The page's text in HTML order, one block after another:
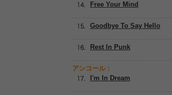
Free Your Mind
Goodbye To Say Hello
Rest In Punk
アンコール：
I'm In Dream